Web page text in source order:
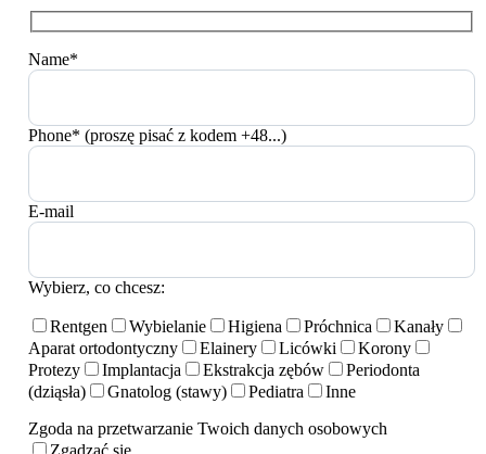
Name*
Phone* (proszę pisać z kodem +48...)
E-mail
Wybierz, co chcesz:
Rentgen Wybielanie Higiena Próchnica
Kanały
Aparat ortodontyczny
Elainery Licówki
Korony
Protezy
Implantacja Ekstrakcja zębów
Periodonta
(dziąsła)
Gnatolog (stawy) Pediatra
Inne
Zgoda na przetwarzanie Twoich danych osobowych
Zgadzać się